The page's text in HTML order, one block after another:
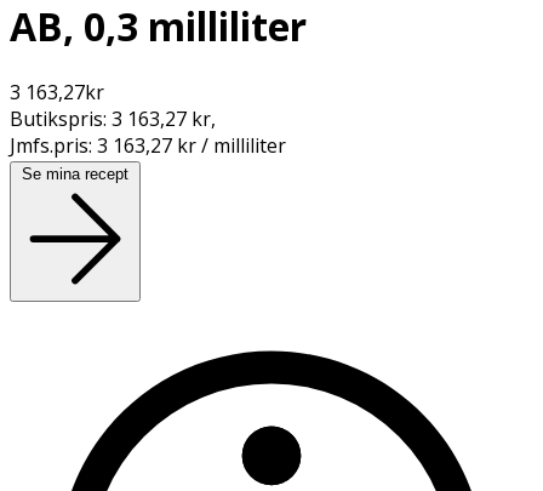
AB, 0,3 milliliter
3 163,27kr
Butikspris: 3 163,27 kr,
Jmfs.pris: 3 163,27 kr / milliliter
Se mina recept